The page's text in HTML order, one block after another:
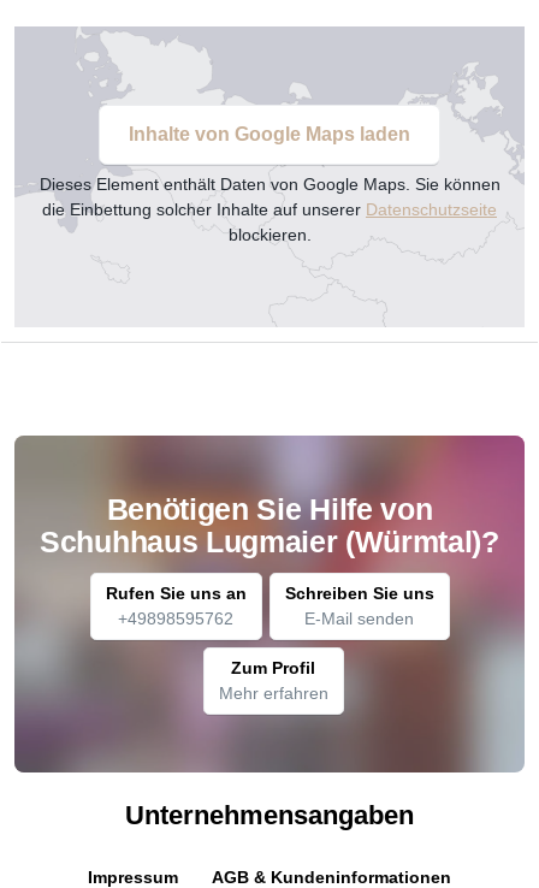
Inhalte von Google Maps laden
Dieses Element enthält Daten von Google Maps. Sie können
die Einbettung solcher Inhalte auf unserer Datenschutzseite
blockieren.
Benötigen Sie Hilfe von
Schuhhaus Lugmaier (Würmtal)?
Rufen Sie uns an
+49898595762
Schreiben Sie uns
E-Mail senden
Zum Profil
Mehr erfahren
Unternehmensangaben
Impressum AGB & Kundeninformationen